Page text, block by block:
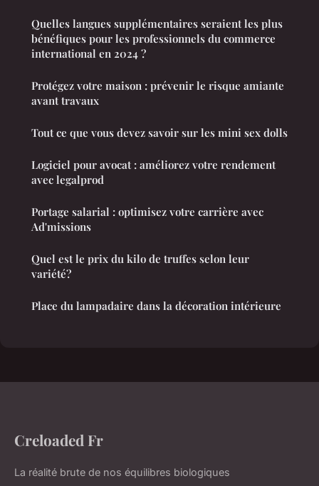
Quelles langues supplémentaires seraient les plus
bénéfiques pour les professionnels du commerce
international en 2024 ?
Protégez votre maison : prévenir le risque amiante
avant travaux
Tout ce que vous devez savoir sur les mini sex dolls
Logiciel pour avocat : améliorez votre rendement
avec legalprod
Portage salarial : optimisez votre carrière avec
Ad'missions
Quel est le prix du kilo de truffes selon leur
variété?
Place du lampadaire dans la décoration intérieure
Creloaded Fr
La réalité brute de nos équilibres biologiques